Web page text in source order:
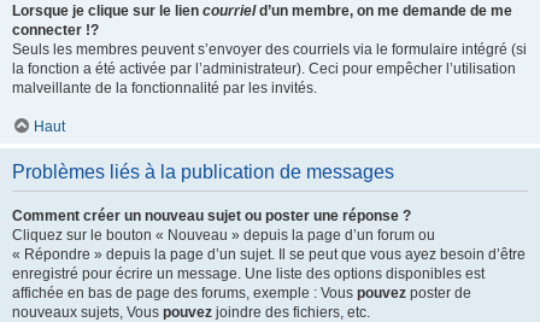
Lorsque je clique sur le lien courrield’un membre, on me demande de me
connecter !?
Seuls les membres peuvent s’envoyer des courriels via le formulaire intégré (si
la fonction a été activée par l’administrateur). Ceci pour empêcher l’utilisation
malveillante de la fonctionnalité par les invités.
Haut
Problèmes liés à la publication de messages
Comment créer un nouveau sujet ou poster une réponse ?
Cliquez sur le bouton « Nouveau » depuis la page d’un forum ou
« Répondre » depuis la page d’un sujet. Il se peut que vous ayez besoin d’être
enregistré pour écrire un message. Une liste des options disponibles est
affichée en bas de page des forums, exemple : Vous pouvez poster de
nouveaux sujets, Vous pouvez joindre des fichiers, etc.